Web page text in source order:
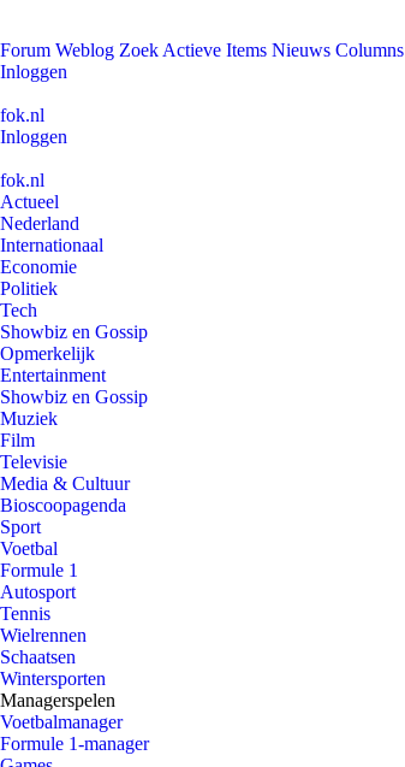
Forum Weblog Zoek Actieve Items Nieuws Columns
Inloggen
fok.nl
Inloggen
fok.nl
Actueel
Nederland
Internationaal
Economie
Politiek
Tech
Showbiz en Gossip
Opmerkelijk
Entertainment
Showbiz en Gossip
Muziek
Film
Televisie
Media & Cultuur
Bioscoopagenda
Sport
Voetbal
Formule 1
Autosport
Tennis
Wielrennen
Schaatsen
Wintersporten
Managerspelen
Voetbalmanager
Formule 1-manager